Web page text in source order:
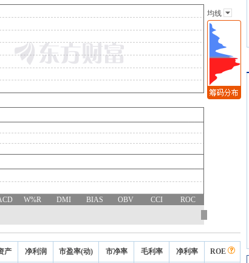
主图指标
均线
EXPMA
SAR
BBI
W%R DMI BIAS OBV CCI ROC
均线
产 净利润 市盈率(动) 市净率 毛利率 净利率 ROE